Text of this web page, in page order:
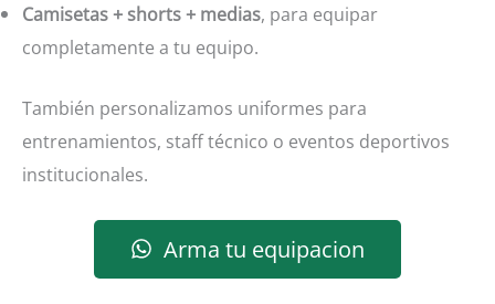
Camisetas + shorts + medias, para equipar
completamente a tu equipo.
También personalizamos uniformes para
entrenamientos, staff técnico o eventos deportivos
institucionales.
Arma tu equipacion